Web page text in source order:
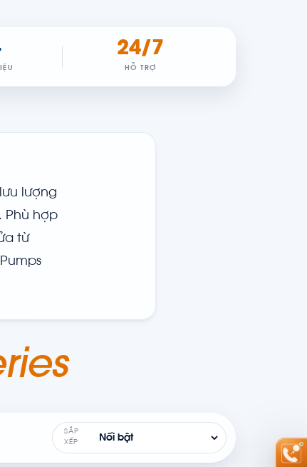
24/7
HỖ TRỢ
lượng
Phù hợp
từ
SẮP
XẾP